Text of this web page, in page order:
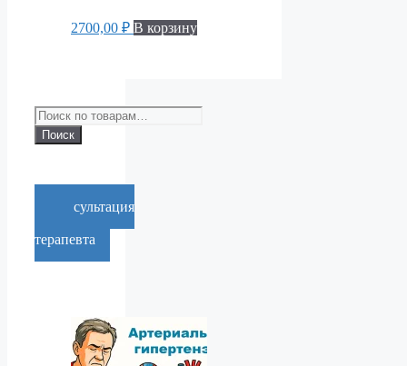
2700,00 ₽ В корзину
Искать:
Поиск
Консультация
терапевта